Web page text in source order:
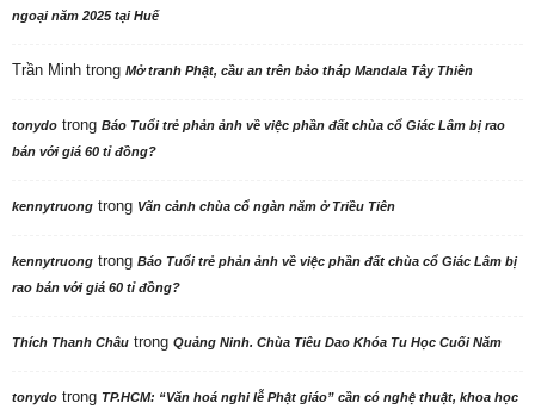
ngoại năm 2025 tại Huế
Trần Minh trong Mở tranh Phật, cầu an trên bảo tháp Mandala Tây Thiên
tonydo trong Báo Tuổi trẻ phản ảnh về việc phần đất chùa cổ Giác Lâm bị rao
bán với giá 60 tỉ đồng?
kennytruong trong Vãn cảnh chùa cổ ngàn năm ở Triều Tiên
kennytruong trong Báo Tuổi trẻ phản ảnh về việc phần đất chùa cổ Giác Lâm bị
rao bán với giá 60 tỉ đồng?
Thích Thanh Châu trong Quảng Ninh. Chùa Tiêu Dao Khóa Tu Học Cuối Năm
tonydo trong TP.HCM: “Văn hoá nghi lễ Phật giáo” cần có nghệ thuật, khoa học